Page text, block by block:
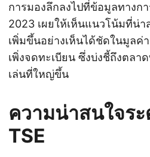
การมองลึกลงไปที่ข้อมูลทางกา
2023 เผยให้เห็นแนวโน้มที่น่า
เพิ่มขึ้นอย่างเห็นได้ชัดในมูลค่
เพิ่งจดทะเบียน ซึ่งบ่งชี้ถึงตลา
เล่นที่ใหญ่ขึ้น
ความน่าสนใจร
TSE